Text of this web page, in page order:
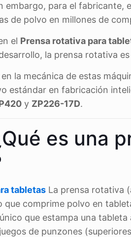
embargo, para el fabricante,
de polvo en millones de
el Prensa rotativa para
la prensa rotativa
la mecánica de estas
estándar en fabricación
y ZP226-17D.
es una
tabletas La prensa rotativa
que comprime polvo en
que estampa una
de punzones